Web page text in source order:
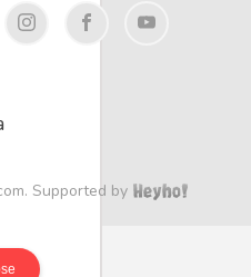
Supported by